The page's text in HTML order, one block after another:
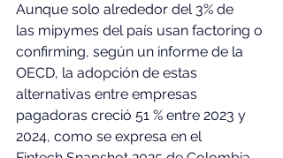
Aunque solo alrededor del 3% de
las mipymes del país usan factoring o
confirming, según un informe de la
OECD, la adopción de estas
alternativas entre empresas
pagadoras creció 51 % entre 2023 y
2024, como se expresa en el